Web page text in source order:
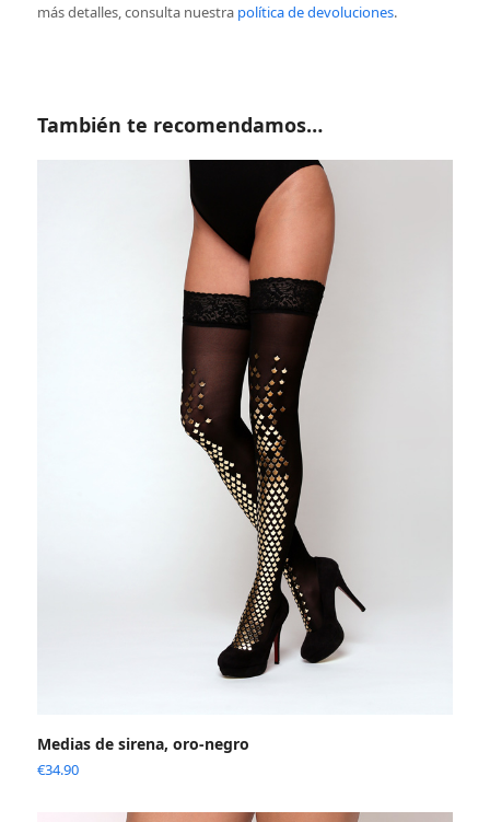
más detalles, consulta nuestra política de devoluciones.
También te recomendamos…
Medias de sirena, oro-negro
€34.90